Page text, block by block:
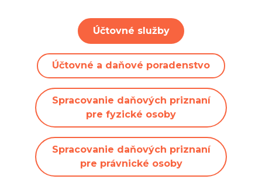
Účtovné služby
Účtovné a daňové poradenstvo
Spracovanie daňových priznaní
pre fyzické osoby
Spracovanie daňových priznaní
pre právnické osoby